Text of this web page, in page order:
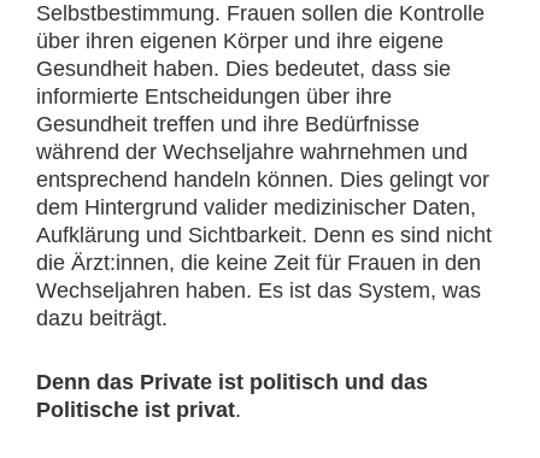
Selbstbestimmung. Frauen sollen die Kontrolle
über ihren eigenen Körper und ihre eigene
Gesundheit haben. Dies bedeutet, dass sie
informierte Entscheidungen über ihre
Gesundheit treffen und ihre Bedürfnisse
während der Wechseljahre wahrnehmen und
entsprechend handeln können. Dies gelingt vor
dem Hintergrund valider medizinischer Daten,
Aufklärung und Sichtbarkeit. Denn es sind nicht
die Ärzt:innen, die keine Zeit für Frauen in den
Wechseljahren haben. Es ist das System, was
dazu beiträgt.
Denn das Private ist politisch und das
Politische ist privat.